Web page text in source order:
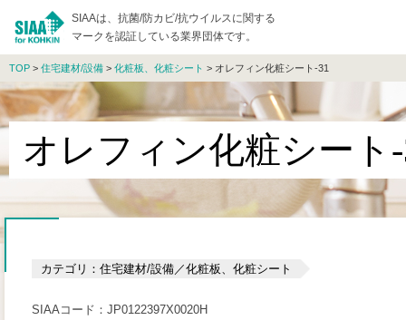
SIAAは、抗菌/防カビ/抗ウイルスに関する
マークを認証している業界団体です。
TOP > 住宅建材/設備 > 化粧板、化粧シート > オレフィン化粧シート-31
オレフィン化粧シート
カテゴリ：住宅建材/設備／化粧板、化粧シート
SIAAコード：JP0122397X0020H